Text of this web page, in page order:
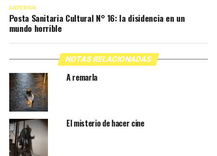
ANTERIOR
Posta Sanitaria Cultural N° 16: la disidencia en un
mundo horrible
NOTAS RELACIONADAS
A remarla
El misterio de hacer cine